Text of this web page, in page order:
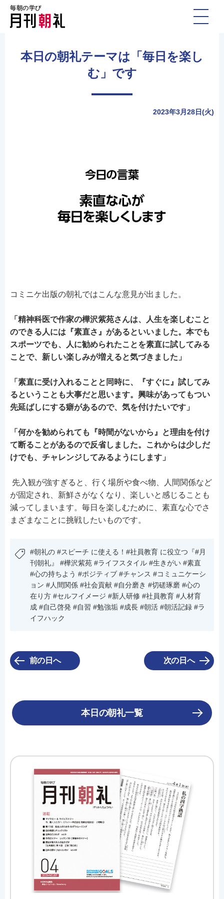
毎朝の学び
本日の朝礼テーマは「毎日を楽し
む」です
2023年3月28日(火)
コミニケ出版の朝礼ではこんな意見が出ました。
「精神科医で作家の樺沢紫苑さんは、人生を楽しむこと
のできる人には『素直さ』があるといいました。本でも
スポーツでも、人に勧められたことを素直に試してみる
ことで、新しい楽しみが増えると気づきました」
「素直に受け入れることと同時に、『すぐに』試してみ
るということも大事だと思います。興味があってもつい
先延ばしにする癖があるので、気を付けたいです」
「何かを勧められても『時間がないから』と理由を付け
て断ることがあるので反省しました。これからは少しだ
けでも、チャレンジしてみるようにします」
先入観が強すぎると、行く場所や食べ物、人間関係など
が固定され、新鮮さがなくなり、楽しいと感じることも
減ってしまいます。毎日を楽しむために、素直な心でさ
まざまなことに挑戦したいものです。
#朝礼の #スピーチ に使える！#社員教育 に役立つ『#月
刊朝礼』 #樺沢紫苑 #ライフスタイル #生きがい #素直
#心の持ちよう #ポジティブ #チャンス #コミュニケーシ
ョン #人間関係 #社会貢献 #自分磨き #切磋琢磨 #心の
在り方 #セルフイメージ #新人研修 #社員教育 #人材育
成 #自己啓発 #自習 #勉強垢 #成長 #朝活 #朝活記録 #ラ
イフハック
前の日へ 次の日へ
本日の朝礼一覧